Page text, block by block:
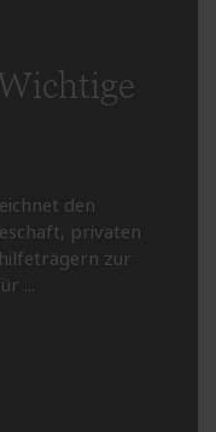
den
privaten
zur
...